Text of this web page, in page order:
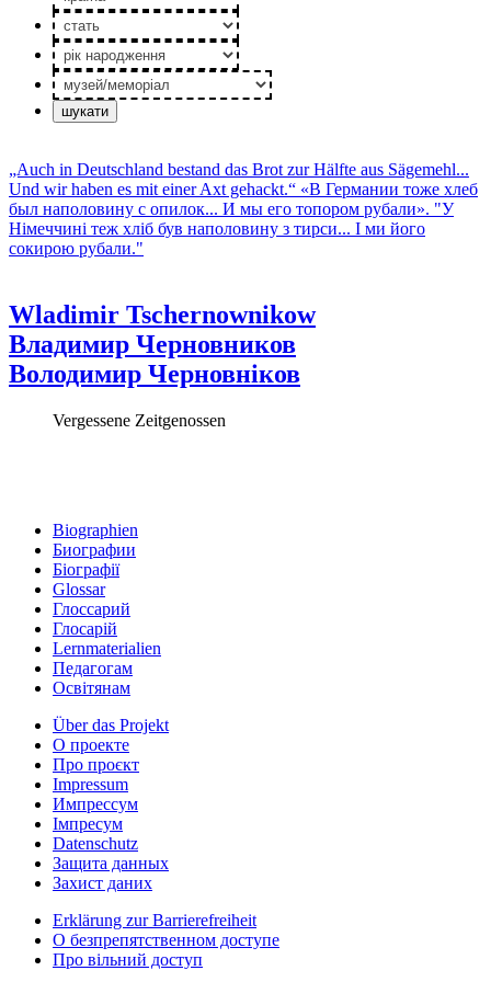
стать
рік
народження
музей/
меморiал
„Auch in Deutschland bestand das Brot zur Hälfte aus Sägemehl...
Und wir haben es mit einer Axt gehackt.“ «В Германии тоже хлеб
был наполовину с опилок... И мы его топором рубали». "У
Німеччині теж хліб був наполовину з тирси... І ми його
сокирою рубали."
Wladimir Tschernownikow
Владимир Черновников
Володимир Черновніков
Vergessene Zeitgenossen
Biographien
Биографии
Біографії
Glossar
Глоссарий
Глосарій
Lernmaterialien
Педагогам
Освітянам
Über das Projekt
О проекте
Про проєкт
Impressum
Импрессум
Iмпресум
Datenschutz
Защита данных
Захист даних
Erklärung zur Barrierefreiheit
О безпрепятственном доступе
Про вільний доступ